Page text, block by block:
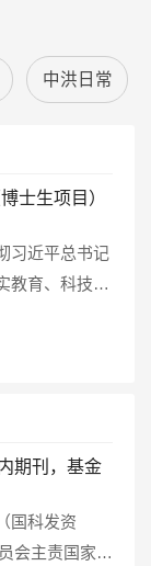
中洪日常
士生项目）
习近平总书记
教育、科技、
金委继续试点
（博士研究
期刊，基金
国科发资
会主责国家重